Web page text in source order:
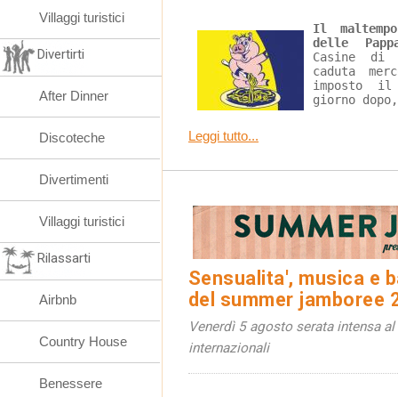
Il
delle
Casine
caduta
imposto
giorno
Leggi tutto...
Sensualita', musica e
del summer jamboree
Venerdì 5 agosto serata intensa
internazionali
Villaggi turistici
Divertirti
After Dinner
Discoteche
Divertimenti
Villaggi turistici
Rilassarti
Airbnb
Country House
Benessere